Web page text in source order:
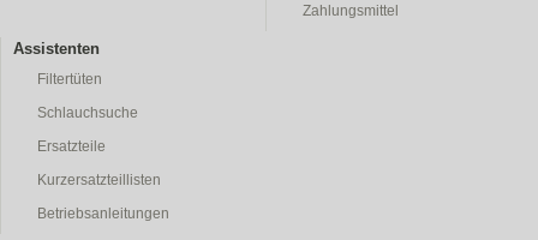
Zahlungsmittel
Assistenten
Filtertüten
Schlauchsuche
Ersatzteile
Kurzersatzteillisten
Betriebsanleitungen